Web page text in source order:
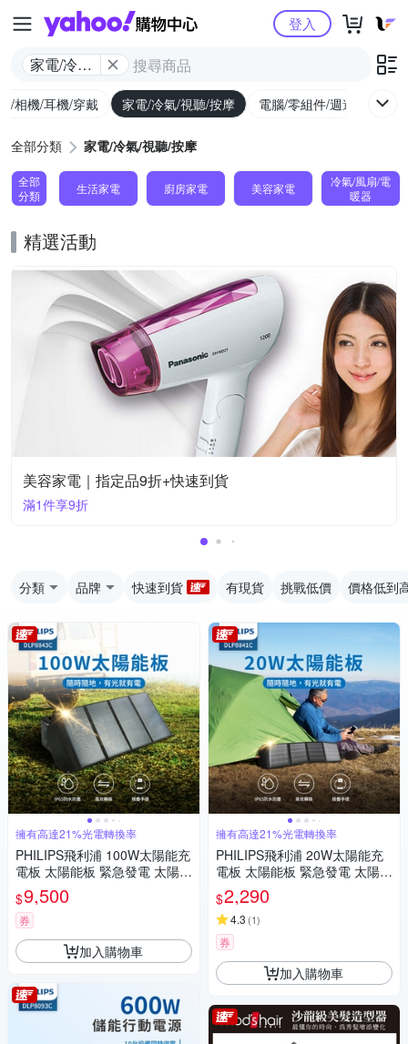
Yahoo購物中心
家電/冷氣/
登入
/相機/耳機/穿戴 家電/冷氣/視聽/按摩 電腦/零組件/週邊/遊戲
全部分類 家電/冷氣/視聽/按摩
全部
分類
生活家電 廚房家電 美容家電
冷氣/風扇/電
暖器
精選活動
美容家電｜指定品9折+快速到貨
滿1件享9折
分類 品牌 快速到貨 有現貨 挑戰低價 價格低到
擁有高達21%光電轉換率
PHILIPS飛利浦 100W太陽能充
電板 太陽能板 緊急發電 太陽能
發電 充電板 DLP8843C
$9,500
券
加入購物車
擁有高達21%光電轉換率
PHILIPS飛利浦 20W太陽能充
電板 太陽能板 緊急發電 太陽能
發電 充電板 DLP8841C
$2,290
4.3 (1)
券
加入購物車